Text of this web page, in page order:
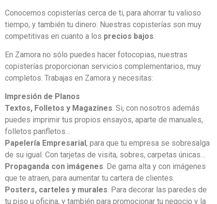
Conocemos copisterías cerca de ti, para ahorrar tu valioso
tiempo, y también tu dinero. Nuestras copisterías son muy
competitivas en cuanto a los precios bajos
En Zamora no sólo puedes hacer fotocopias, nuestras
copisterías proporcionan servicios complementarios, muy
completos. Trabajas en Zamora y necesitas:
Impresión de Planos
Textos, Folletos y Magazines. Si, con nosotros además
puedes imprimir tus propios ensayos, aparte de manuales,
folletos panfletos…
Papelería Empresarial , para que tu empresa se sobresalga
de su igual. Con tarjetas de visita, sobres, carpetas únicas…
Propaganda con imágenes. De gama alta y con imágenes
que te atraen, para aumentar tu cartera de clientes.
Posters, carteles y murales. Para decorar las paredes de
tu piso u oficina, y también para promocionar tu negocio y la